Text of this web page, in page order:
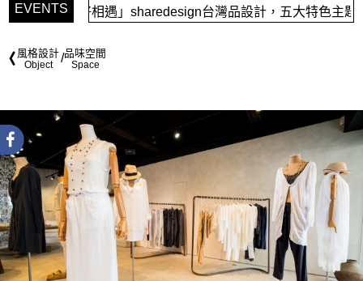
EVENTS
sharedesign台灣品設計，五大特色主題，簡潔視覺配色，帶
風格設計
Object
品味空間
Space